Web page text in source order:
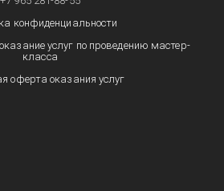
конфиденциальности
услуг по проведению мастер-
класса
оферта оказания услуг